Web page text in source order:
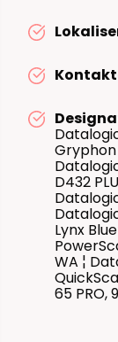
Datalogic
Gryphon
D432
Datalogic
Lynx
WA ¦
65 PRO,